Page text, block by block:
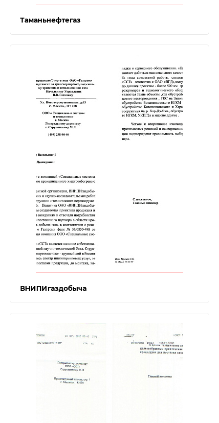
Таманьнефтегаз
ВНИПИгаздобыча